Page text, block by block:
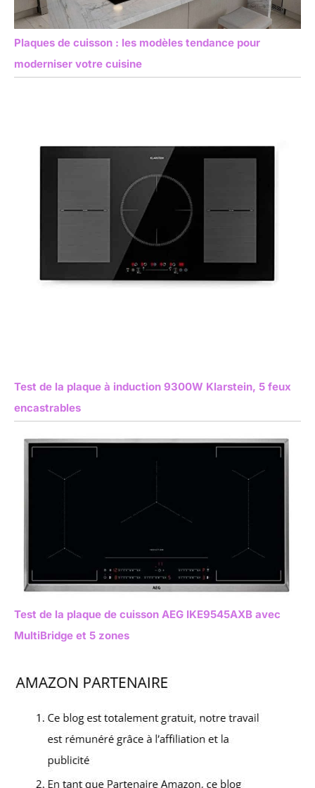
Plaques de cuisson : les modèles tendance pour
moderniser votre cuisine
Test de la plaque à induction 9300W Klarstein, 5 feux
encastrables
Test de la plaque de cuisson AEG IKE9545AXB avec
MultiBridge et 5 zones